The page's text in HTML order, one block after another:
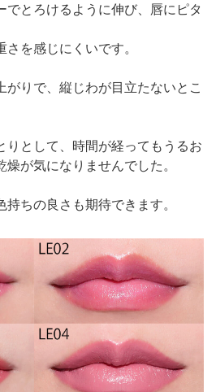
でとろけるように伸び、唇にピタ
を感じにくいです。
がりで、縦じわが目立たないとこ
りとして、時間が経ってもうるお
が気になりませんでした。
ちの良さも期待できます。